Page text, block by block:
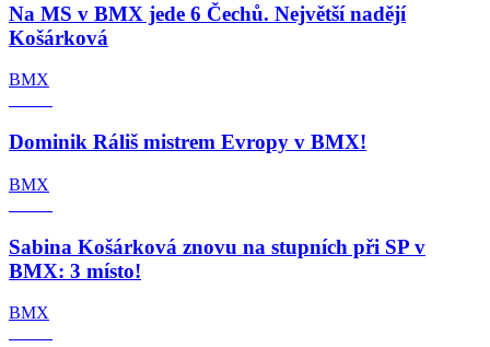
Na MS v BMX jede 6 Čechů. Největší nadějí
Košárková
BMX
Dominik Ráliš mistrem Evropy v BMX!
BMX
Sabina Košárková znovu na stupních při SP v
BMX: 3 místo!
BMX